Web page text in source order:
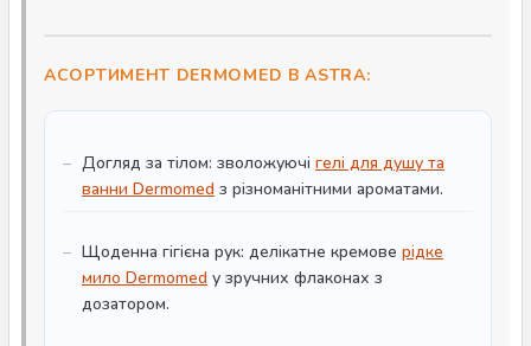
АСОРТИМЕНТ DERMOMED В ASTRA:
Догляд за тілом: зволожуючі гелі для душу та
ванни Dermomed з різноманітними ароматами.
Щоденна гігієна рук: делікатне кремове рідке
мило Dermomed у зручних флаконах з
дозатором.